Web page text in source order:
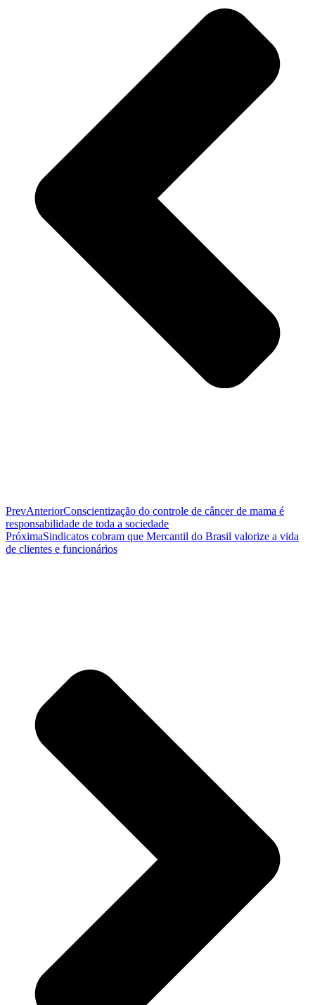
PrevAnteriorConscientização do controle de câncer de mama é
responsabilidade de toda a sociedade
PróximaSindicatos cobram que Mercantil do Brasil valorize a vida
de clientes e funcionários